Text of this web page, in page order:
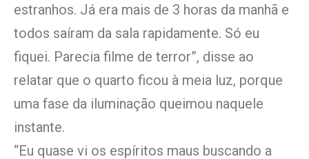
estranhos. Já era mais de 3 horas da manhã e
todos saíram da sala rapidamente. Só eu
fiquei. Parecia filme de terror”, disse ao
relatar que o quarto ficou à meia luz, porque
uma fase da iluminação queimou naquele
instante.
“Eu quase vi os espíritos maus buscando a